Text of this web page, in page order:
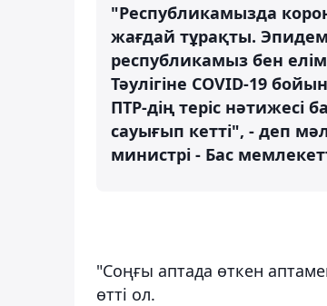
"Республикамызда
жағдай тұрақты.
республикамыз бен
Тәулігіне COVID-19
ПТР-дің теріс нәтижесі
сауығып кетті", - деп
министрі - Бас
"Соңғы аптада өткен
өтті ол.